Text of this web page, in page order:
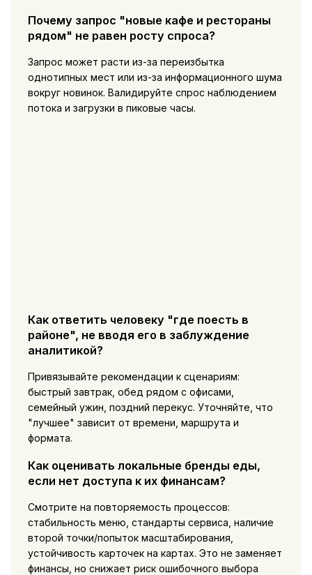
Почему запрос "новые кафе и рестораны
рядом" не равен росту спроса?
Запрос может расти из-за переизбытка
однотипных мест или из-за информационного шума
вокруг новинок. Валидируйте спрос наблюдением
потока и загрузки в пиковые часы.
Как ответить человеку "где поесть в
районе", не вводя его в заблуждение
аналитикой?
Привязывайте рекомендации к сценариям:
быстрый завтрак, обед рядом с офисами,
семейный ужин, поздний перекус. Уточняйте, что
"лучшее" зависит от времени, маршрута и
формата.
Как оценивать локальные бренды еды,
если нет доступа к их финансам?
Смотрите на повторяемость процессов:
стабильность меню, стандарты сервиса, наличие
второй точки/попыток масштабирования,
устойчивость карточек на картах. Это не заменяет
финансы, но снижает риск ошибочного выбора